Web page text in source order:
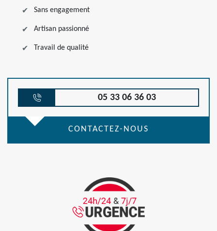
Sans engagement
Artisan passionné
Travail de qualité
05 33 06 36 03
CONTACTEZ-NOUS